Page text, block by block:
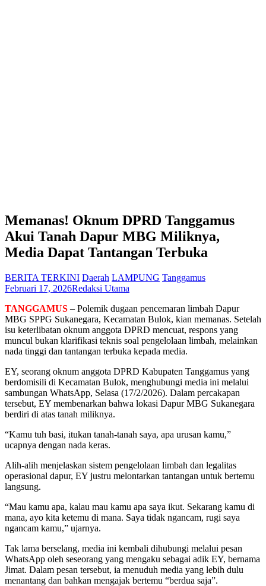
Memanas! Oknum DPRD Tanggamus
Akui Tanah Dapur MBG Miliknya,
Media Dapat Tantangan Terbuka
BERITA TERKINI Daerah LAMPUNG Tanggamus
Februari 17, 2026Redaksi Utama
TANGGAMUS – Polemik dugaan pencemaran limbah Dapur
MBG SPPG Sukanegara, Kecamatan Bulok, kian memanas. Setelah
isu keterlibatan oknum anggota DPRD mencuat, respons yang
muncul bukan klarifikasi teknis soal pengelolaan limbah, melainkan
nada tinggi dan tantangan terbuka kepada media.
EY, seorang oknum anggota DPRD Kabupaten Tanggamus yang
berdomisili di Kecamatan Bulok, menghubungi media ini melalui
sambungan WhatsApp, Selasa (17/2/2026). Dalam percakapan
tersebut, EY membenarkan bahwa lokasi Dapur MBG Sukanegara
berdiri di atas tanah miliknya.
“Kamu tuh basi, itukan tanah-tanah saya, apa urusan kamu,”
ucapnya dengan nada keras.
Alih-alih menjelaskan sistem pengelolaan limbah dan legalitas
operasional dapur, EY justru melontarkan tantangan untuk bertemu
langsung.
“Mau kamu apa, kalau mau kamu apa saya ikut. Sekarang kamu di
mana, ayo kita ketemu di mana. Saya tidak ngancam, rugi saya
ngancam kamu,” ujarnya.
Tak lama berselang, media ini kembali dihubungi melalui pesan
WhatsApp oleh seseorang yang mengaku sebagai adik EY, bernama
Jimat. Dalam pesan tersebut, ia menuduh media yang lebih dulu
menantang dan bahkan mengajak bertemu “berdua saja”.